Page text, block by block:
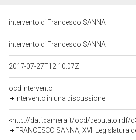
intervento di Francesco SANNA
intervento di Francesco SANNA
2017-07-27T12:10:07Z
ocd:intervento
intervento in una discussione
<http://dati.camera.it/ocd/deputato.rdf/
FRANCESCO SANNA, XVII Legislatura